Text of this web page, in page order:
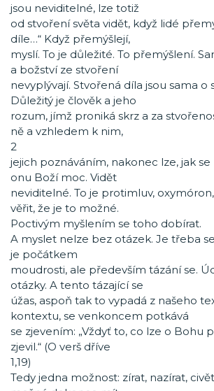
jsou neviditelné, lze totiž
od stvoření světa vidět, když lidé
díle…“ Když přemýšlejí,
myslí. To je důležité. To přemýšlení.
a božství ze stvoření
nevyplývají. Stvořená díla jsou sama o
Důležitý je člověk a jeho
rozum, jímž proniká skrz a za
ně a vzhledem k nim,
2
jejich poznáváním, nakonec lze, jak
onu Boží moc. Vidět
neviditelné. To je protimluv,
věřit, že je to možné.
Poctivým myšlením se toho dobírat.
A myslet nelze bez otázek. Je třeba
je počátkem
moudrosti, ale především tázání se.
otázky. A tento tázající se
úžas, aspoň tak to vypadá z našeho
kontextu, se venkoncem potkává
se zjevením: „Vždyť to, co lze o Bohu
zjevil.“ (O verš dříve
1,19)
Tedy jedna možnost: zírat, nazírat,